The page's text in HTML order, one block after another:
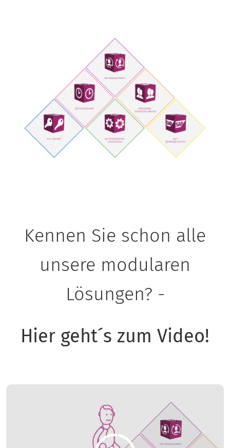
Kennen Sie schon alle
unsere modularen
Lösungen? -
Hier geht´s zum Video!